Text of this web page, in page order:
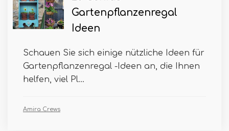
Gartenpflanzenregal
Ideen
Schauen Sie sich einige nützliche Ideen für
Gartenpflanzenregal -Ideen an, die Ihnen
helfen, viel Pl...
Amira Crews